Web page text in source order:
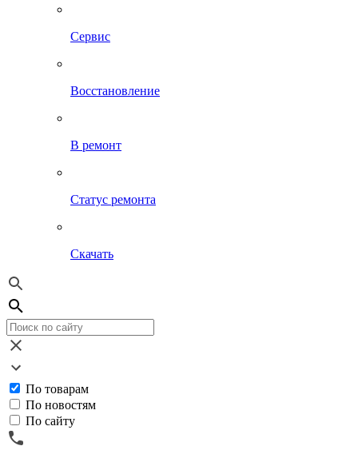
Сервис
Восстановление
В ремонт
Статус ремонта
Скачать
По товарам
По новостям
По сайту